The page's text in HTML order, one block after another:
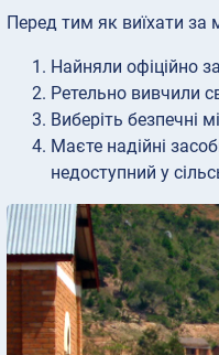
Перед тим як виїхати за
Найняли офіційно
Ретельно вивчили
Виберіть безпечні
Маєте надійні
недоступний у